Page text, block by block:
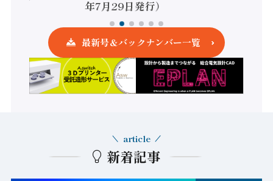
最新号＆バックナンバー一覧
新着記事
article